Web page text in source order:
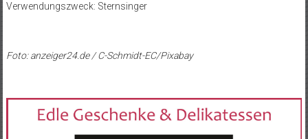
Verwendungszweck: Sternsinger
Foto: anzeiger24.de / C-Schmidt-EC/Pixabay